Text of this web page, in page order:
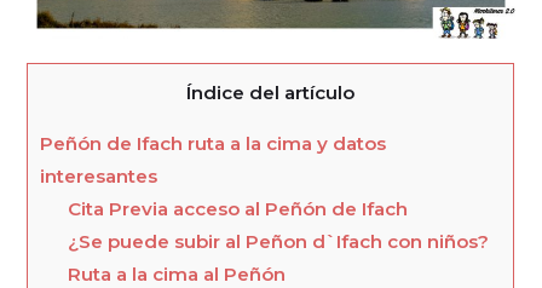
Índice del artículo
Peñón de Ifach ruta a la cima y datos
interesantes
Cita Previa acceso al Peñón de Ifach
¿Se puede subir al Peñon d`Ifach con niños?
Ruta a la cima al Peñón